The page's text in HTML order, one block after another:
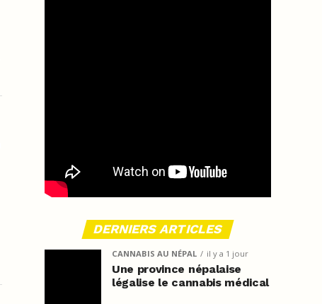
DERNIERS ARTICLES
CANNABIS AU NÉPAL il y a 1 jour
Une province népalaise
légalise le cannabis médical